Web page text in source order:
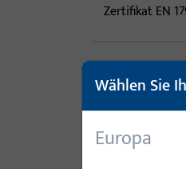
Zertifikat EN
Zertifikat EN
Wählen Sie
Europa